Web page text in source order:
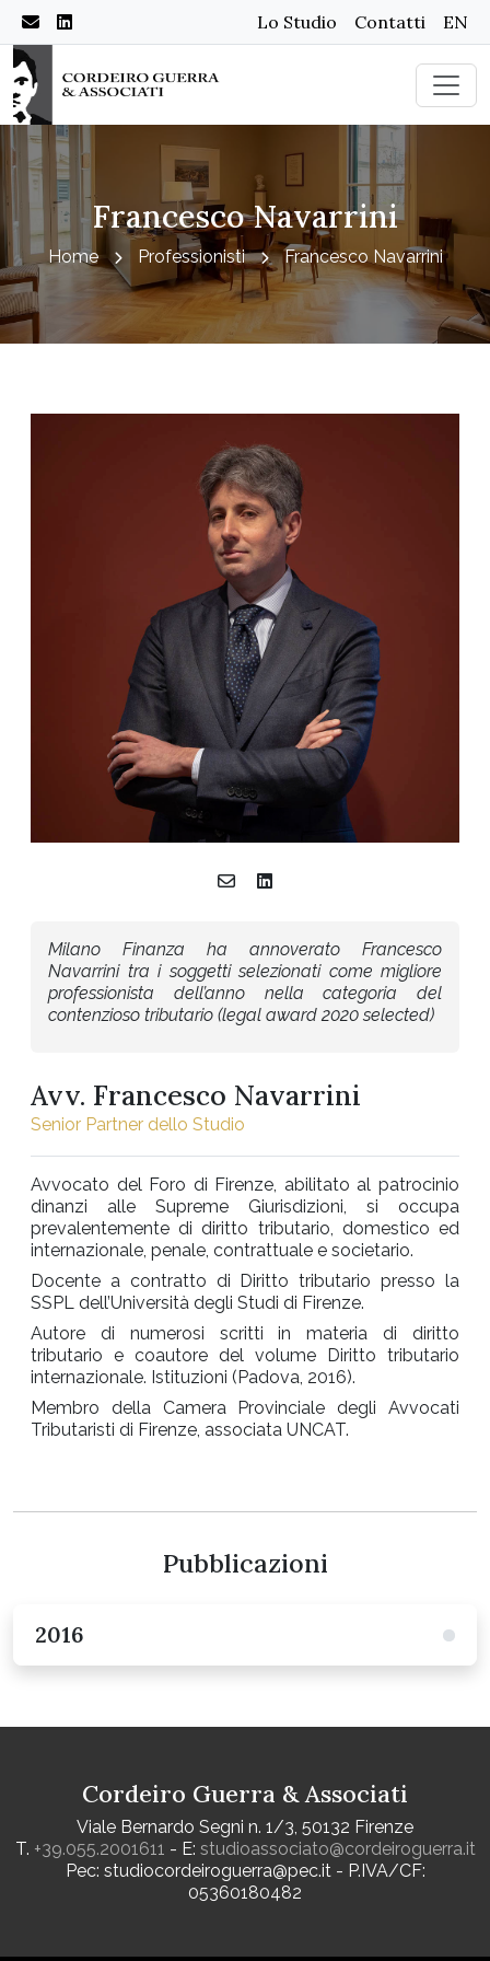
Lo Studio Contatti EN
Francesco Navarrini
Home Professionisti Francesco Navarrini
Milano Finanza ha annoverato Francesco
Navarrini tra i soggetti selezionati come migliore
professionista dell’anno nella categoria del
contenzioso tributario (legal award 2020 selected)
Avv. Francesco Navarrini
Senior Partner dello Studio
Avvocato del Foro di Firenze, abilitato al patrocinio
dinanzi alle Supreme Giurisdizioni, si occupa
prevalentemente di diritto tributario, domestico ed
internazionale, penale, contrattuale e societario.
Docente a contratto di Diritto tributario presso la
SSPL dell’Università degli Studi di Firenze.
Autore di numerosi scritti in materia di diritto
tributario e coautore del volume Diritto tributario
internazionale. Istituzioni (Padova, 2016).
Membro della Camera Provinciale degli Avvocati
Tributaristi di Firenze, associata UNCAT.
Pubblicazioni
2016
Cordeiro Guerra & Associati
Viale Bernardo Segni n. 1/3, 50132 Firenze
T. +39.055.2001611 - E: studioassociato@cordeiroguerra.it
Pec: studiocordeiroguerra@pec.it - P.IVA/CF:
05360180482